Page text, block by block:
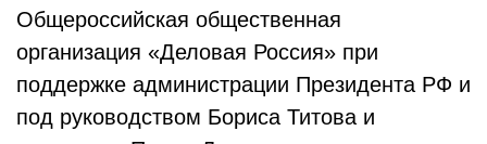
Общероссийская общественная
организация «Деловая Россия» при
поддержке администрации Президента РФ и
под руководством Бориса Титова и